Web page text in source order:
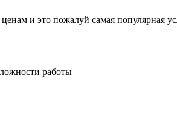
и это пожалуй самая популярная
работы